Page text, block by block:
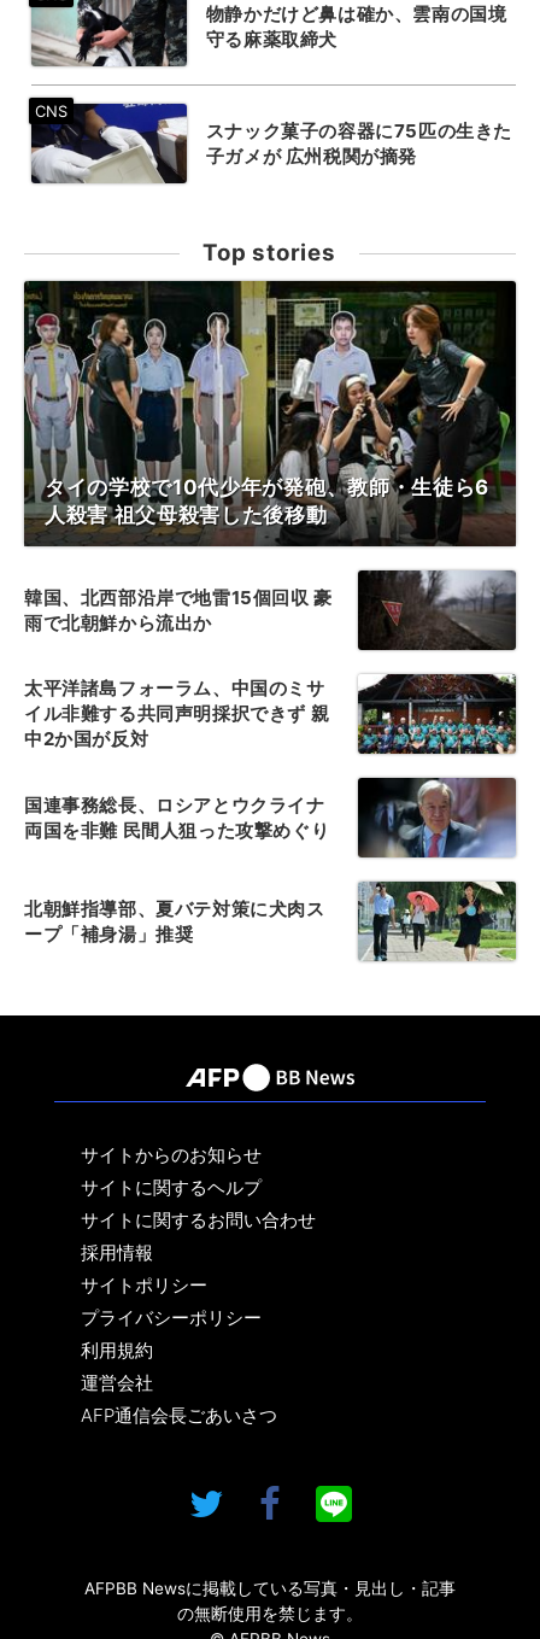
物静かだけど鼻は確か、雲南の国境
守る麻薬取締犬
スナック菓子の容器に75匹の生きた
子ガメが 広州税関が摘発
Top stories
タイの学校で10代少年が発砲、教師・生徒ら6
人殺害 祖父母殺害した後移動
韓国、北西部沿岸で地雷15個回収 豪
雨で北朝鮮から流出か
太平洋諸島フォーラム、中国のミサ
イル非難する共同声明採択できず 親
中2か国が反対
国連事務総長、ロシアとウクライナ
両国を非難 民間人狙った攻撃めぐり
北朝鮮指導部、夏バテ対策に犬肉ス
ープ「補身湯」推奨
サイトからのお知らせ
サイトに関するヘルプ
サイトに関するお問い合わせ
採用情報
サイトポリシー
プライバシーポリシー
利用規約
運営会社
AFP通信会長ごあいさつ
AFPBB Newsに掲載している写真・見出し・記事
の無断使用を禁じます。